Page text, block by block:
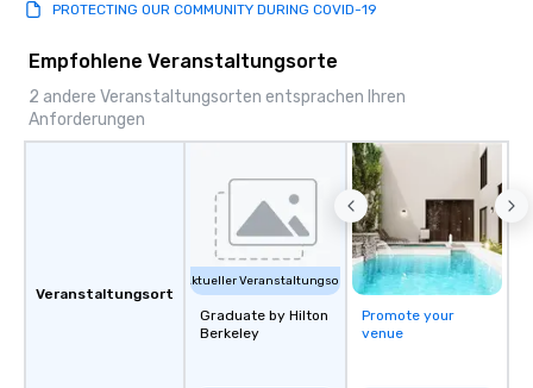
PROTECTING OUR COMMUNITY DURING COVID-19
Empfohlene Veranstaltungsorte
2 andere Veranstaltungsorten entsprachen Ihren
Anforderungen
Veranstaltungsort
Aktueller Veranstaltungsort
Graduate by Hilton
Berkeley
Promote your
venue